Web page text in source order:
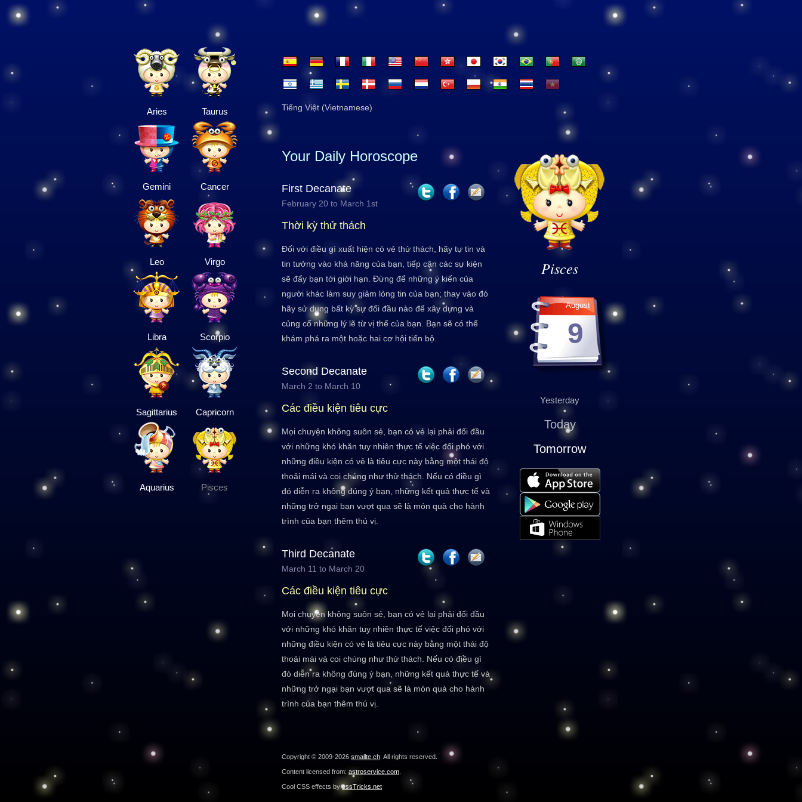
Aries Taurus
Gemini Cancer
Leo Virgo
Libra Scorpio
Sagittarius Capricorn
Aquarius Pisces
Tiếng Việt (Vietnamese)
Pisces
August
9
Yesterday
Today
Tomorrow
Your Daily Horoscope
First Decanate
February 20 to March 1st
Thời kỳ thử thách
Đối với điều gì xuất hiện có vẻ thử thách, hãy tự tin và
tin tưởng vào khả năng của bạn, tiếp cận các sự kiện
sẽ đẩy bạn tới giới hạn. Đừng để những ý kiến của
người khác làm suy giảm lòng tin của bạn; thay vào đó
hãy sử dụng bất kỳ sự đối đầu nào để xây dựng và
củng cố những lý lẽ từ vị thế của bạn. Bạn sẽ có thể
khám phá ra một hoặc hai cơ hội tiến bộ.
Second Decanate
March 2 to March 10
Các điều kiện tiêu cực
Mọi chuyện không suôn sẻ, bạn có vẻ lại phải đối đầu
với những khó khăn tuy nhiên thực tế việc đối phó với
những điều kiện có vẻ là tiêu cực này bằng một thái độ
thoải mái và coi chúng như thử thách. Nếu có điều gì
đó diễn ra không đúng ý bạn, những kết quả thực tế và
những trở ngại bạn vượt qua sẽ là món quà cho hành
trình của bạn thêm thú vị.
Third Decanate
March 11 to March 20
Các điều kiện tiêu cực
Mọi chuyện không suôn sẻ, bạn có vẻ lại phải đối đầu
với những khó khăn tuy nhiên thực tế việc đối phó với
những điều kiện có vẻ là tiêu cực này bằng một thái độ
thoải mái và coi chúng như thử thách. Nếu có điều gì
đó diễn ra không đúng ý bạn, những kết quả thực tế và
những trở ngại bạn vượt qua sẽ là món quà cho hành
trình của bạn thêm thú vị.
Copyright © 2009-2026 smallte.ch . All rights reserved.
Content licensed from: astroservice.com
Cool CSS effects bycssTricks.net